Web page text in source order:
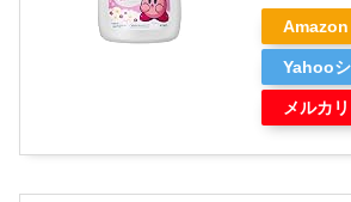
Amazon
Yahoo
メルカリ